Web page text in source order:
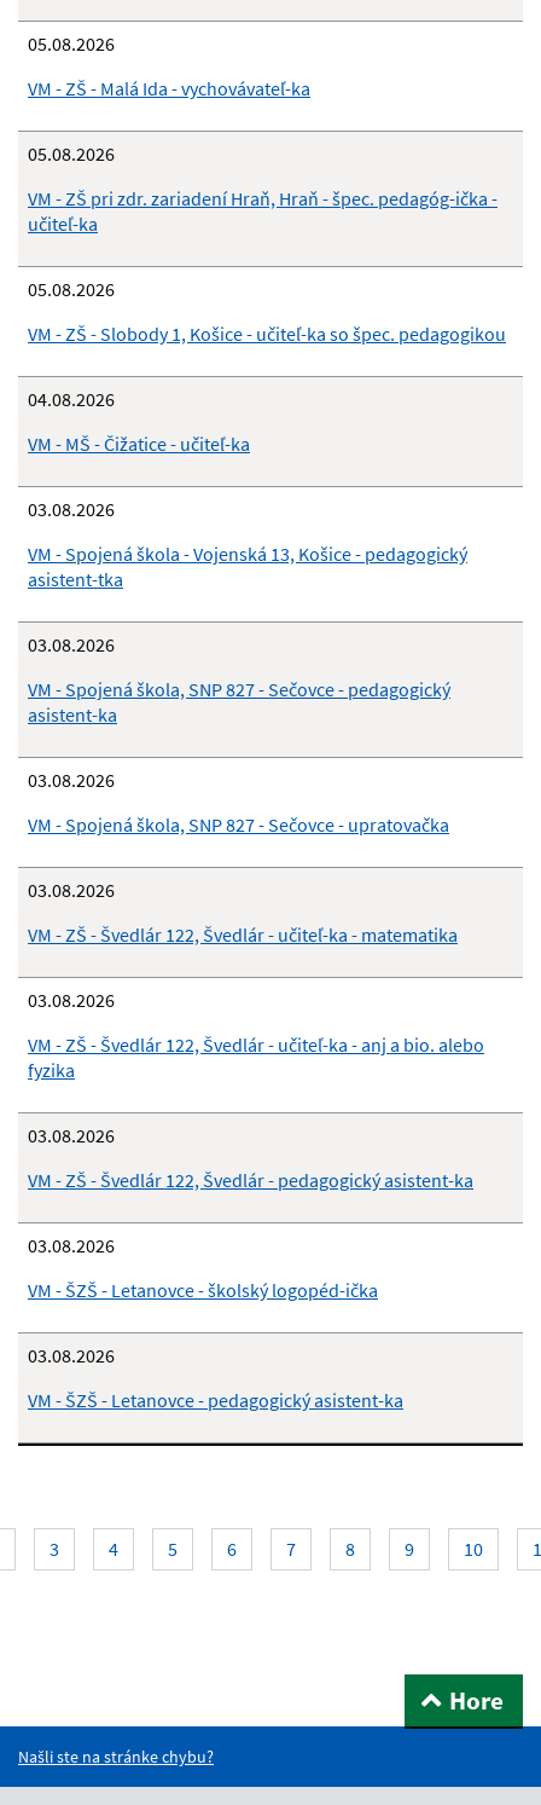
05.08.2026
VM - ZŠ - Malá Ida - vychovávateľ-ka
05.08.2026
VM - ZŠ pri zdr. zariadení Hraň, Hraň - špec. pedagóg-ička -
učiteľ-ka
05.08.2026
VM - ZŠ - Slobody 1, Košice - učiteľ-ka so špec. pedagogikou
04.08.2026
VM - MŠ - Čižatice - učiteľ-ka
03.08.2026
VM - Spojená škola - Vojenská 13, Košice - pedagogický
asistent-tka
03.08.2026
VM - Spojená škola, SNP 827 - Sečovce - pedagogický
asistent-ka
03.08.2026
VM - Spojená škola, SNP 827 - Sečovce - upratovačka
03.08.2026
VM - ZŠ - Švedlár 122, Švedlár - učiteľ-ka - matematika
03.08.2026
VM - ZŠ - Švedlár 122, Švedlár - učiteľ-ka - anj a bio. alebo
fyzika
03.08.2026
VM - ZŠ - Švedlár 122, Švedlár - pedagogický asistent-ka
03.08.2026
VM - ŠZŠ - Letanovce - školský logopéd-ička
03.08.2026
VM - ŠZŠ - Letanovce - pedagogický asistent-ka
3 4 5 6 7 8 9 10
Hore
Našli ste na stránke chybu?